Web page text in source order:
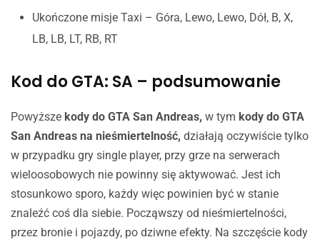
Ukończone misje Taxi – Góra, Lewo, Lewo, Dół, B, X,
LB, LB, LT, RB, RT
Kod do GTA: SA – podsumowanie
Powyższe kody do GTA San Andreas, w tym kody do GTA
San Andreas na nieśmiertelność, działają oczywiście tylko
w przypadku gry single player, przy grze na serwerach
wieloosobowych nie powinny się aktywować. Jest ich
stosunkowo sporo, każdy więc powinien być w stanie
znaleźć coś dla siebie. Począwszy od nieśmiertelności,
przez bronie i pojazdy, po dziwne efekty. Na szczęście kody